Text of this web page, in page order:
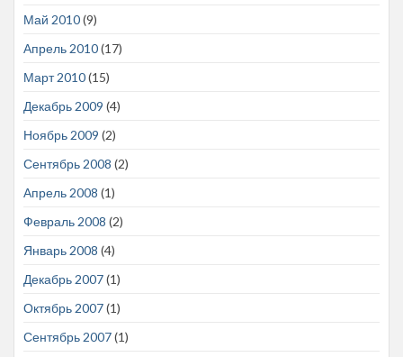
Май 2010(9)
Апрель 2010(17)
Март 2010(15)
Декабрь 2009 (4)
Ноябрь 2009 (2)
Сентябрь 2008 (2)
Апрель 2008 (1)
Февраль 2008 (2)
Январь 2008 (4)
Декабрь 2007(1)
Октябрь 2007(1)
Сентябрь 2007(1)